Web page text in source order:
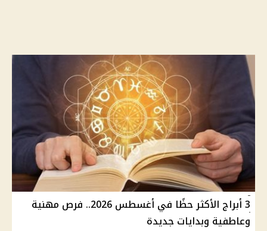
3 أبراج الأكثر حظًا في أغسطس 2026.. فرص مهنية
وعاطفية وبدايات جديدة